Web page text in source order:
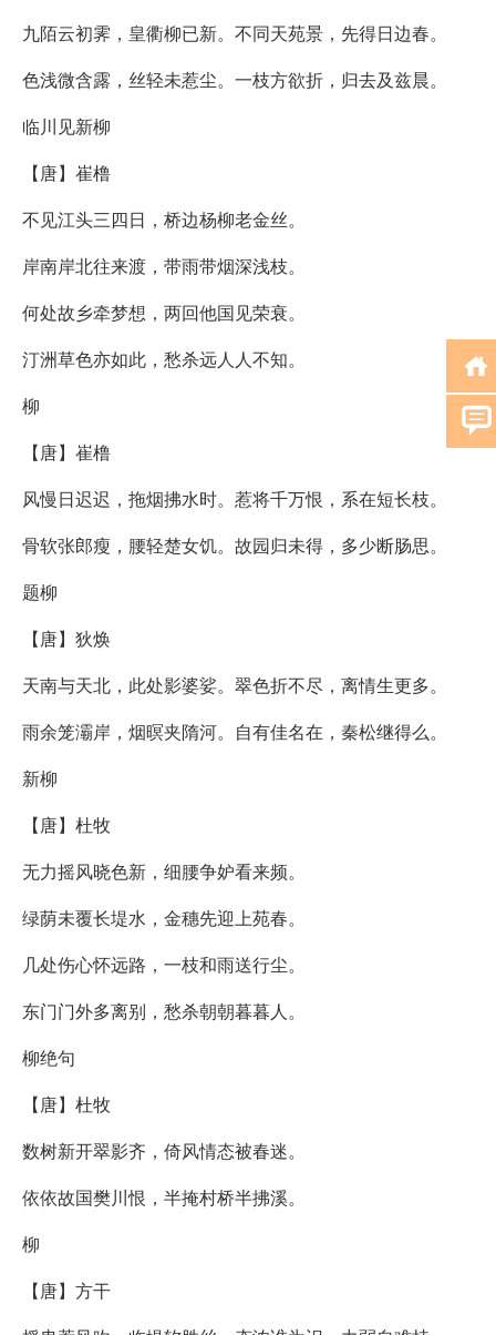
九陌云初霁，皇衢柳已新。不同天苑景，先得日边春。
色浅微含露，丝轻未惹尘。一枝方欲折，归去及兹晨。
临川见新柳
【唐】崔橹
不见江头三四日，桥边杨柳老金丝。
岸南岸北往来渡，带雨带烟深浅枝。
何处故乡牵梦想，两回他国见荣衰。
汀洲草色亦如此，愁杀远人人不知。
柳
【唐】崔橹
风慢日迟迟，拖烟拂水时。惹将千万恨，系在短长枝。
骨软张郎瘦，腰轻楚女饥。故园归未得，多少断肠思。
题柳
【唐】狄焕
天南与天北，此处影婆娑。翠色折不尽，离情生更多。
雨余笼灞岸，烟暝夹隋河。自有佳名在，秦松继得么。
新柳
【唐】杜牧
无力摇风晓色新，细腰争妒看来频。
绿荫未覆长堤水，金穗先迎上苑春。
几处伤心怀远路，一枝和雨送行尘。
东门门外多离别，愁杀朝朝暮暮人。
柳绝句
【唐】杜牧
数树新开翠影齐，倚风情态被春迷。
依依故国樊川恨，半掩村桥半拂溪。
柳
【唐】方干